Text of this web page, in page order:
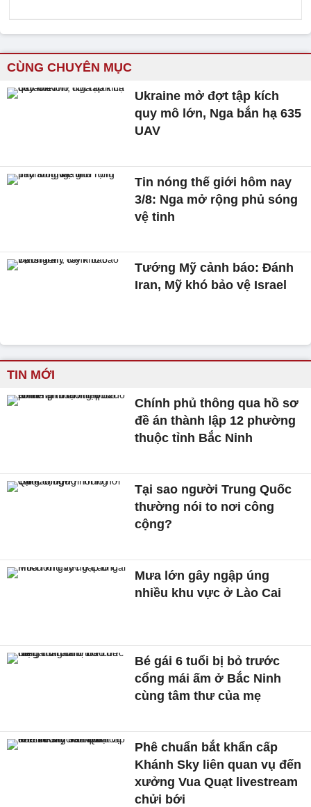
CÙNG CHUYÊN MỤC
Ukraine mở đợt tập kích
quy mô lớn, Nga bắn hạ 635
UAV
Tin nóng thế giới hôm nay
3/8: Nga mở rộng phủ sóng
vệ tinh
Tướng Mỹ cảnh báo: Đánh
Iran, Mỹ khó bảo vệ Israel
TIN MỚI
Chính phủ thông qua hồ sơ
đề án thành lập 12 phường
thuộc tỉnh Bắc Ninh
Tại sao người Trung Quốc
thường nói to nơi công
cộng?
Mưa lớn gây ngập úng
nhiều khu vực ở Lào Cai
Bé gái 6 tuổi bị bỏ trước
cổng mái ấm ở Bắc Ninh
cùng tâm thư của mẹ
Phê chuẩn bắt khẩn cấp
Khánh Sky liên quan vụ đến
xưởng Vua Quạt livestream
chửi bới